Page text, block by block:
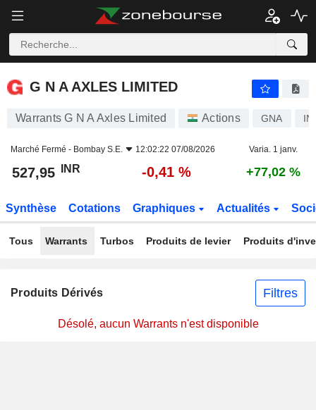
G N A AXLES LIMITED
G N A AXLES LIMITED
Warrants G N A Axles Limited Actions GNA
Marché Fermé - Bombay S.E. 12:02:22 07/08/2026 Varia. 1 janv.
527,95 INR -0,41 % +77,02 %
Synthèse Cotations Graphiques Actualités
Tous Warrants Turbos Produits de levier Produits
Produits Dérivés Filtres
Désolé, aucun Warrants n'est disponible